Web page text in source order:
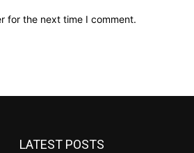
for the next time I comment.
LATEST POSTS